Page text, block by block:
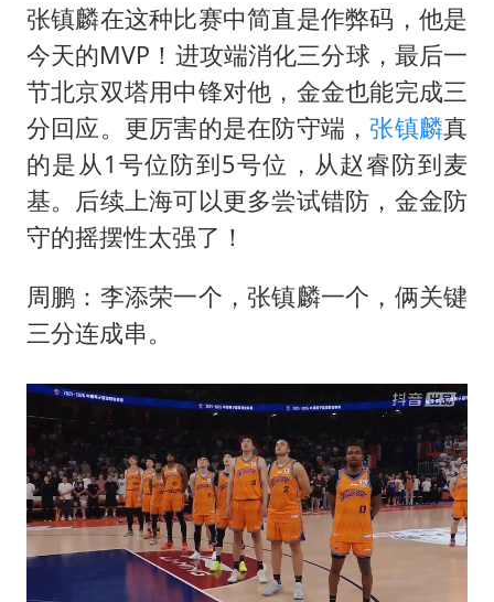
张镇麟在这种比赛中简直是作弊码，他是
今天的MVP！进攻端消化三分球，最后一
节北京双塔用中锋对他，金金也能完成三
分回应。更厉害的是在防守端，张镇麟真
的是从1号位防到5号位，从赵睿防到麦
基。后续上海可以更多尝试错防，金金防
守的摇摆性太强了！
周鹏：李添荣一个，张镇麟一个，俩关键
三分连成串。